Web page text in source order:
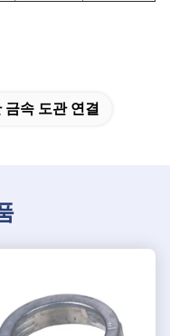
금속 도관 연결